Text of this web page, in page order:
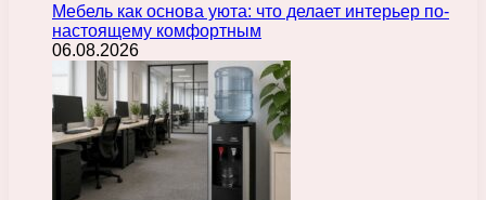
Мебель как основа уюта: что делает интерьер по-
настоящему комфортным
06.08.2026